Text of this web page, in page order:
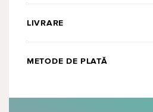
LIVRARE
METODE DE PLATĂ